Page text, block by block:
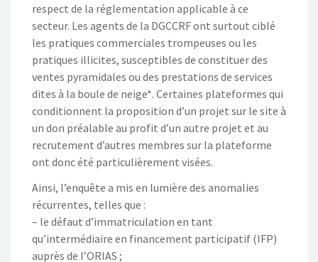
respect de la réglementation applicable à ce
secteur. Les agents de la DGCCRF ont surtout ciblé
les pratiques commerciales trompeuses ou les
pratiques illicites, susceptibles de constituer des
ventes pyramidales ou des prestations de services
dites à la boule de neige*. Certaines plateformes qui
conditionnent la proposition d’un projet sur le site à
un don préalable au profit d’un autre projet et au
recrutement d’autres membres sur la plateforme
ont donc été particulièrement visées.
Ainsi, l’enquête a mis en lumière des anomalies
récurrentes, telles que :
– le défaut d’immatriculation en tant
qu’intermédiaire en financement participatif (IFP)
auprès de l’ORIAS ;